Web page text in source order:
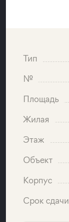
Тип
№
Площадь
Жилая
Этаж
Объект
Корпус
Срок сдачи